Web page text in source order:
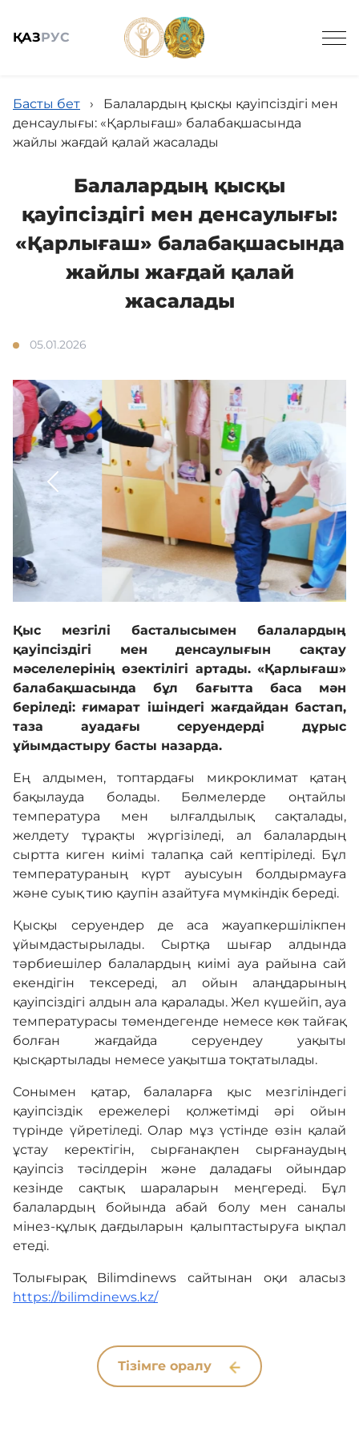
ҚАЗРУС
Жалпы мағлұмат
Жаңалықтар
Кадрмен қамтамасыз ету
Білім базасы
Қызмет
Кері байланыс
Адалдық алаңы
Нашар көретіндерге
арналған нұсқа
Басты бет ›
Балалардың қысқы қауіпсіздігі мен
денсаулығы: «Қарлығаш» балабақшасында
жайлы жағдай қалай жасалады
Балалардың қысқы
қауіпсіздігі мен денсаулығы:
«Қарлығаш» балабақшасында
жайлы жағдай қалай
жасалады
05.01.2026
Қыс мезгілі басталысымен балалардың
қауіпсіздігі мен денсаулығын сақтау
мәселелерінің өзектілігі артады. «Қарлығаш»
балабақшасында бұл бағытта баса мән
беріледі: ғимарат ішіндегі жағдайдан бастап,
таза ауадағы серуендерді дұрыс
ұйымдастыру басты назарда.
Ең алдымен, топтардағы микроклимат қатаң
бақылауда болады. Бөлмелерде оңтайлы
температура мен ылғалдылық сақталады,
желдету тұрақты жүргізіледі, ал балалардың
сыртта киген киімі талапқа сай кептіріледі. Бұл
температураның күрт ауысуын болдырмауға
және суық тию қаупін азайтуға мүмкіндік береді.
Қысқы серуендер де аса жауапкершілікпен
ұйымдастырылады. Сыртқа шығар алдында
тәрбиешілер балалардың киімі ауа райына сай
екендігін тексереді, ал ойын алаңдарының
қауіпсіздігі алдын ала қаралады. Жел күшейіп, ауа
температурасы төмендегенде немесе көк тайғақ
болған жағдайда серуендеу уақыты
қысқартылады немесе уақытша тоқтатылады.
Сонымен қатар, балаларға қыс мезгіліндегі
қауіпсіздік ережелері қолжетімді әрі ойын
түрінде үйретіледі. Олар мұз үстінде өзін қалай
ұстау керектігін, сырғанақпен сырғанаудың
қауіпсіз тәсілдерін және даладағы ойындар
кезінде сақтық шараларын меңгереді. Бұл
балалардың бойында абай болу мен саналы
мінез-құлық дағдыларын қалыптастыруға ықпал
етеді.
Толығырақ Bilimdinews сайтынан оқи аласыз
https://bilimdinews.kz/
Тізімге оралу